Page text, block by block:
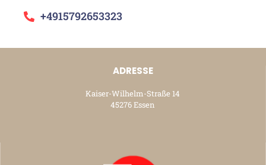
+4915792653323
ADRESSE
Kaiser-Wilhelm-Straße 14
45276 Essen